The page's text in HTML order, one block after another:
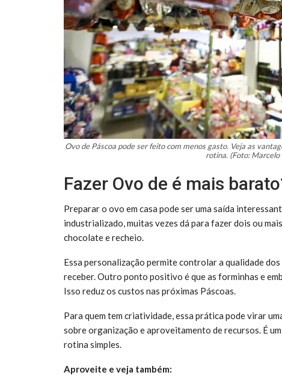
Ovo de Páscoa pode ser feito com menos gasto. Veja as
rotina. (Foto: Marcelo
Fazer Ovo de é mais
Preparar o ovo em casa pode ser uma saída
industrializado, muitas vezes dá para fazer dois ou
chocolate e recheio.
Essa personalização permite controlar a qualidade
receber. Outro ponto positivo é que as forminhas e
Isso reduz os custos nas próximas Páscoas.
Para quem tem criatividade, essa prática pode virar
sobre organização e aproveitamento de recursos. É
rotina simples.
Aproveite e veja também: